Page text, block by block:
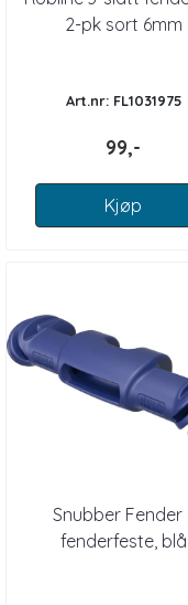
2-pk sort 6mm
Art.nr: FL1031975
99,-
Kjøp
Snubber Fender
fenderfeste, blå